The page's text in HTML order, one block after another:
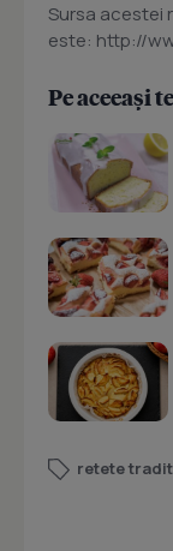
Sursa acestei
este: http://
Pe aceeași
retete